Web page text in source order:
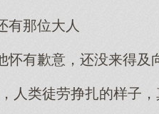
有那位大人
怀有歉意，还没来得及
人类徒劳挣扎的样子，